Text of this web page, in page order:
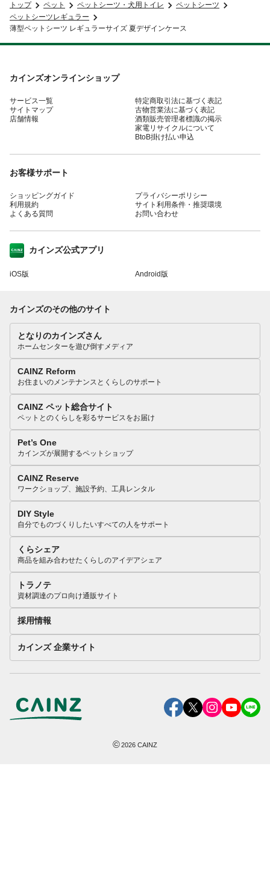
トップ ペット ペットシーツ・犬用トイレ
ペットシーツ
ペットシーツレギュラー
薄型ペットシーツ レギュラーサイズ 夏デザインケース
カインズオンラインショップ
サービス一覧
サイトマップ
店舗情報
特定商取引法に基づく表記
古物営業法に基づく表記
酒類販売管理者標識の掲示
家電リサイクルについて
BtoB掛け払い申込
お客様サポート
ショッピングガイド
利用規約
よくある質問
プライバシーポリシー
サイト利用条件・推奨環境
お問い合わせ
カインズ公式アプリ
iOS版 Android版
カインズのその他のサイト
となりのカインズさん
ホームセンターを遊び倒すメディア
CAINZ Reform
お住まいのメンテナンスとくらしのサポート
CAINZ ペット総合サイト
ペットとのくらしを彩るサービスをお届け
Pet’s One
カインズが展開するペットショップ
CAINZ Reserve
ワークショップ、施設予約、工具レンタル
DIY Style
自分でものづくりしたいすべての人をサポート
くらシェア
商品を組み合わせたくらしのアイデアシェア
トラノテ
資材調達のプロ向け通販サイト
採用情報
カインズ 企業サイト
©2026 CAINZ